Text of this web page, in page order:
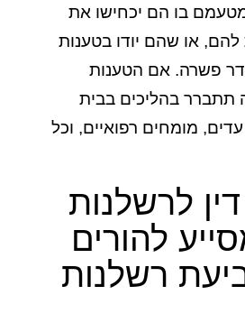
בו הם יכחישו את
או שהם יודו בטענות
פשרה. אם הטענות
תתברר בהליכים בבית
מומחים רפואיים, וכל
לרשלנות
להורים
רשלנות